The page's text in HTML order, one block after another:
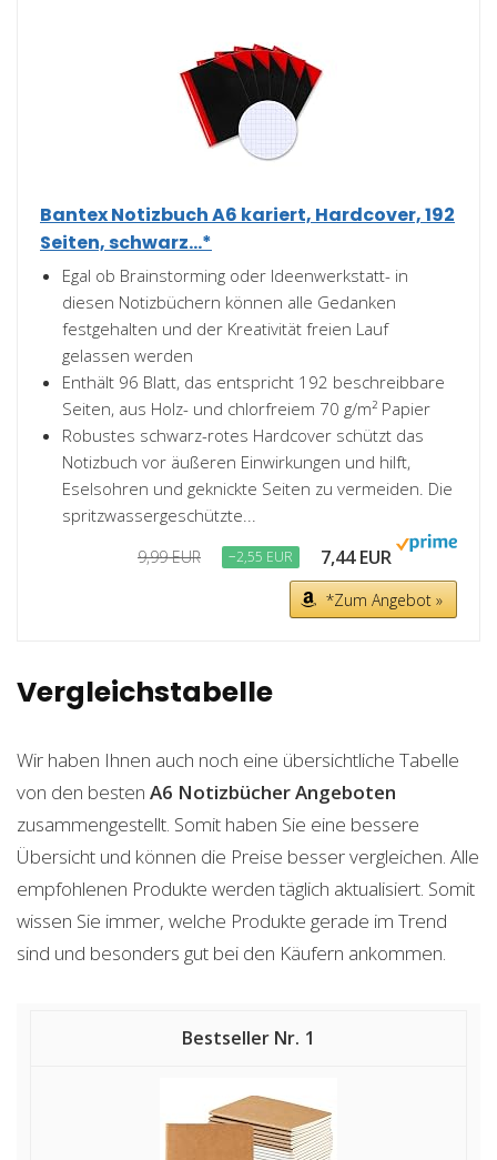
Bantex Notizbuch A6 kariert, Hardcover, 192
Seiten, schwarz...*
Egal ob Brainstorming oder Ideenwerkstatt- in
diesen Notizbüchern können alle Gedanken
festgehalten und der Kreativität freien Lauf
gelassen werden
Enthält 96 Blatt, das entspricht 192 beschreibbare
Seiten, aus Holz- und chlorfreiem 70 g/m² Papier
Robustes schwarz-rotes Hardcover schützt das
Notizbuch vor äußeren Einwirkungen und hilft,
Eselsohren und geknickte Seiten zu vermeiden. Die
spritzwassergeschützte...
9,99 EUR −2,55 EUR 7,44 EUR
*Zum Angebot »
Vergleichstabelle
Wir haben Ihnen auch noch eine übersichtliche Tabelle
von den besten A6 NotizbücherAngeboten
zusammengestellt. Somit haben Sie eine bessere
Übersicht und können die Preise besser vergleichen. Alle
empfohlenen Produkte werden täglich aktualisiert. Somit
wissen Sie immer, welche Produkte gerade im Trend
sind und besonders gut bei den Käufern ankommen.
1